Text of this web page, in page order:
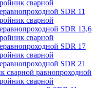
сварной
SDR 11
сварной
SDR 13,6
сварной
SDR 17
сварной
SDR 21
сварной равнопроходной
сварной